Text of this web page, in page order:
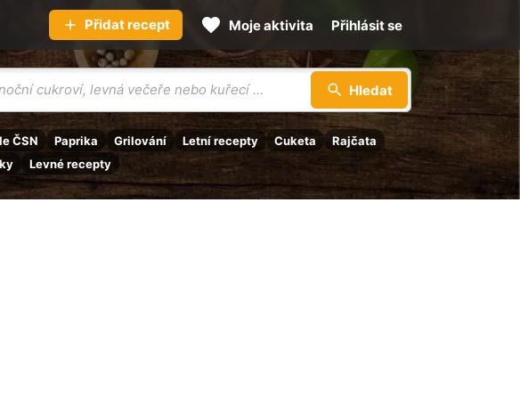
Hledat
ČSN Paprika Grilování Letní recepty Cuketa
Rajčata
Levné recepty
Přidat recept Moje aktivita Přihlásit se